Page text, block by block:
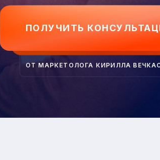
ПОЛУЧИТЬ
ОТ МАРКЕТОЛОГА КИРИЛЛА